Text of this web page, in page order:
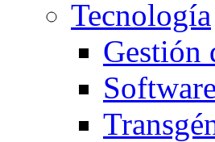
Tecnología
Gestión
Software